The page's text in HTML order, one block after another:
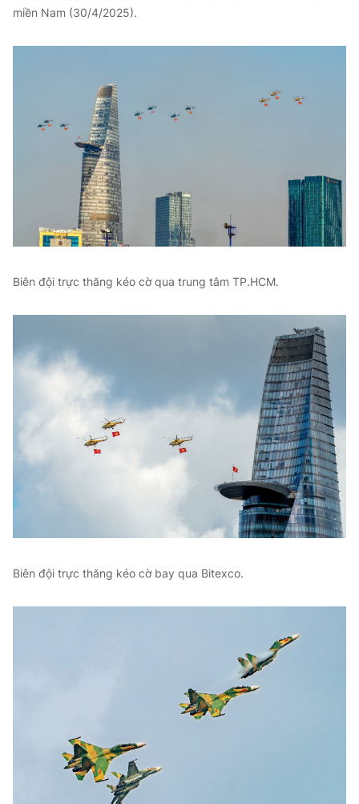
miền Nam (30/4/2025).
Biên đội trực thăng kéo cờ qua trung tâm TP.HCM.
Biên đội trực thăng kéo cờ bay qua Bitexco.